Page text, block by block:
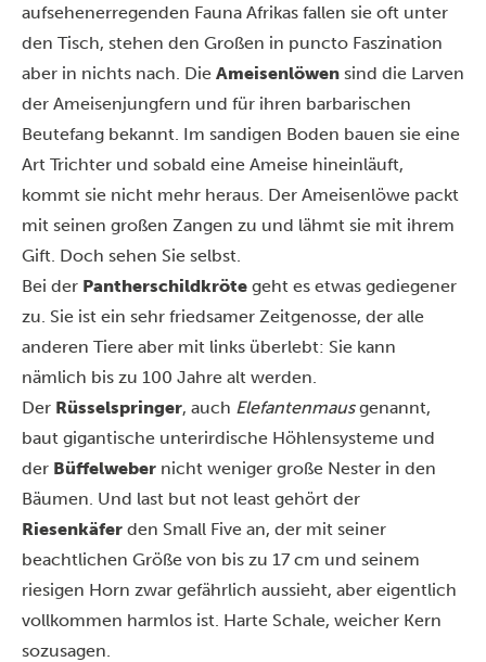
aufsehenerregenden Fauna Afrikas fallen sie oft unter
den Tisch, stehen den Großen in puncto Faszination
aber in nichts nach. Die Ameisenlöwen sind die Larven
der Ameisenjungfern und für ihren barbarischen
Beutefang bekannt. Im sandigen Boden bauen sie eine
Art Trichter und sobald eine Ameise hineinläuft,
kommt sie nicht mehr heraus. Der Ameisenlöwe packt
mit seinen großen Zangen zu und lähmt sie mit ihrem
Gift. Doch sehen Sie selbst
Bei der Pantherschildkröte geht es etwas gediegener
zu. Sie ist ein sehr friedsamer Zeitgenosse, der alle
anderen Tiere aber mit links überlebt: Sie kann
nämlich bis zu 100 Jahre alt werden.
Der Rüsselspringer, auch Elefantenmausgenannt,
baut gigantische unterirdische Höhlensysteme und
der Büffelweber nicht weniger große Nester in den
Bäumen. Und last but not least gehört der
Riesenkäfer den Small Five an, der mit seiner
beachtlichen Größe von bis zu 17 cm und seinem
riesigen Horn zwar gefährlich aussieht, aber eigentlich
vollkommen harmlos ist. Harte Schale, weicher Kern
sozusagen.